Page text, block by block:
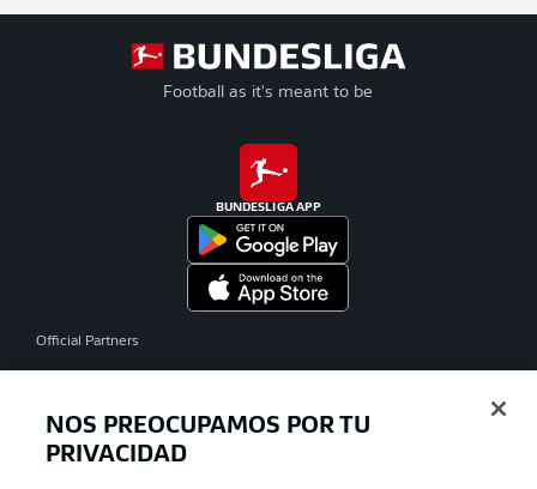
Football as it's meant to be
BUNDESLIGA APP
Official Partners
NOS PREOCUPAMOS POR TU
PRIVACIDAD